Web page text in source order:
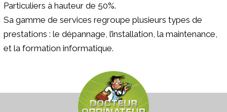
Particuliers à hauteur de 50%.
Sa gamme de services regroupe plusieurs types de
prestations : le dépannage, l’installation, la maintenance,
et la formation informatique.